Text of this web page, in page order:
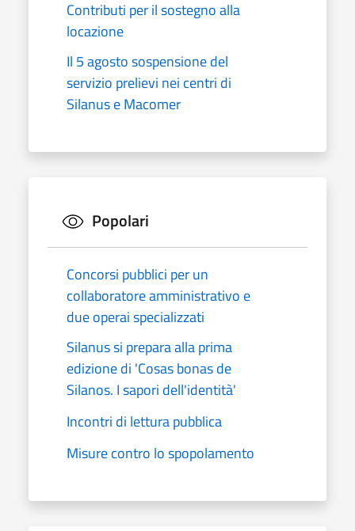
Contributi per il sostegno alla
locazione
Il 5 agosto sospensione del
servizio prelievi nei centri di
Silanus e Macomer
Popolari
Concorsi pubblici per un
collaboratore amministrativo e
due operai specializzati
Silanus si prepara alla prima
edizione di 'Cosas bonas de
Silanos. I sapori dell'identità'
Incontri di lettura pubblica
Misure contro lo spopolamento